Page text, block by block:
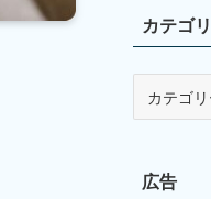
カテゴ
ー広告